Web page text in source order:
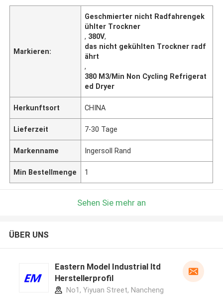
Markieren:
Geschmierter nicht Radfahrengek
ühlter Trockner
, 380V,
das nicht gekühlten Trockner radf
ährt
,
380 M3/Min Non Cycling Refrigerat
ed Dryer
Herkunftsort CHINA
Lieferzeit 7-30 Tage
Markenname Ingersoll Rand
Min Bestellmenge 1
Sehen Sie mehr an
ÜBER UNS
Eastern Model Industrial ltd
Herstellerprofil
No1, Yiyuan Street, Nancheng